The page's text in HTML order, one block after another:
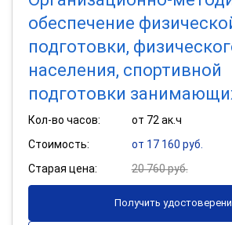
обеспечение
подготовки,
населения, спортивной
подготовки
Кол-во часов:
от 72 ак.ч
Стоимость:
от 17 160 руб.
Старая цена:
20 760 руб.
Получить